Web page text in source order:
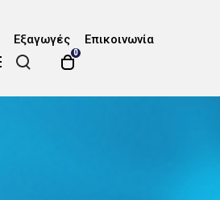
Εξαγωγές
Επικοινωνία
0